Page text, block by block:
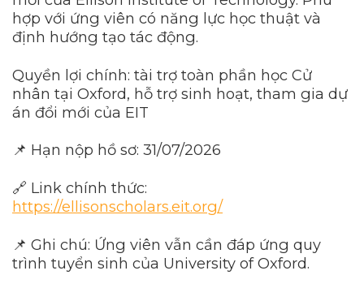
hợp với ứng viên có năng lực học thuật và
định hướng tạo tác động.
Quyền lợi chính: tài trợ toàn phần học Cử
nhân tại Oxford, hỗ trợ sinh hoạt, tham gia dự
án đổi mới của EIT
📌 Hạn nộp hồ sơ: 31/07/2026
🔗 Link chính thức:
https://ellisonscholars.eit.org/
📌 Ghi chú: Ứng viên vẫn cần đáp ứng quy
trình tuyển sinh của University of Oxford.